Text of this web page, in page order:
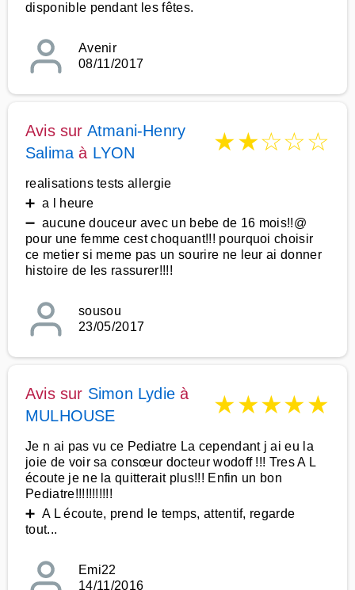
disponible pendant les fêtes.
Avenir
08/11/2017
Avis sur Atmani-Henry
Salima à LYON ★★☆☆☆
realisations tests allergie
➕ a l heure
➖ aucune douceur avec un bebe de 16 mois!!@
pour une femme cest choquant!!! pourquoi choisir
ce metier si meme pas un sourire ne leur ai donner
histoire de les rassurer!!!!
sousou
23/05/2017
Avis sur Simon Lydie à
MULHOUSE
★★★★★
Je n ai pas vu ce Pediatre La cependant j ai eu la
joie de voir sa consœur docteur wodoff !!! Tres A L
écoute je ne la quitterait plus!!! Enfin un bon
Pediatre!!!!!!!!!!!
➕ A L écoute, prend le temps, attentif, regarde
tout...
Emi22
14/11/2016